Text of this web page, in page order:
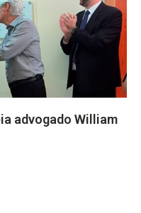
advogado William